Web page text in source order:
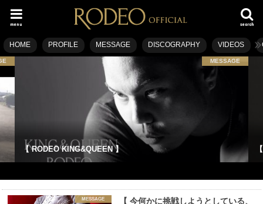
search
menu
HOME PROFILE MESSAGE DISCOGRAPHY VIDEOS
MESSAGE
【 RODEO KING&QUEEN 】
MESSAGE
【 今何かに挑戦しようとしている、